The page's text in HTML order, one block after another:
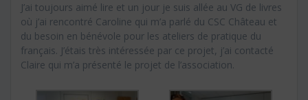
J’ai toujours aimé lire et un jour je suis allée au VG de livres
où j’ai rencontré Caroline qui m’a parlé du CSC Château et
du besoin en bénévole pour les ateliers de pratique du
français. J’étais très intéressée par ce projet, j’ai contacté
Claire qui m’a présenté le projet de l’association.